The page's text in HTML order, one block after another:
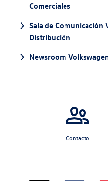
Comerciales
Sala de Comunicación
Distribución
Newsroom Volkswagen
Contacto